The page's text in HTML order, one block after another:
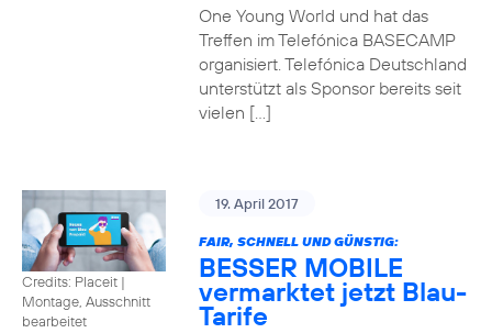
One Young World und hat das
Treffen im Telefónica BASECAMP
organisiert. Telefónica Deutschland
unterstützt als Sponsor bereits seit
vielen […]
Credits: Placeit |
Montage, Ausschnitt
bearbeitet
19. April 2017
FAIR, SCHNELL UND GÜNSTIG:
BESSER MOBILE
vermarktet jetzt Blau-
Tarife